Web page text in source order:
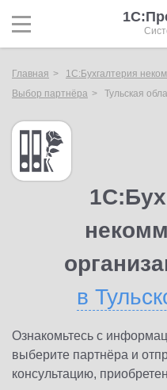
Главная
1С:Бухгалтерия
Выбор партнёра
Тульская
в
Ознакомьтесь с
выберите партнёра и
консультацию,